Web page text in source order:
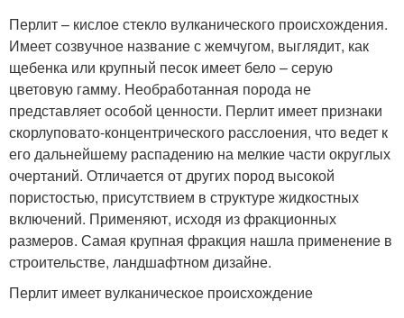
Перлит – кислое стекло вулканического происхождения.
Имеет созвучное название с жемчугом, выглядит, как
щебенка или крупный песок имеет бело – серую
цветовую гамму. Необработанная порода не
представляет особой ценности. Перлит имеет признаки
скорлуповато-концентрического расслоения, что ведет к
его дальнейшему распадению на мелкие части округлых
очертаний. Отличается от других пород высокой
пористостью, присутствием в структуре жидкостных
включений. Применяют, исходя из фракционных
размеров. Самая крупная фракция нашла применение в
строительстве, ландшафтном дизайне.
Перлит имеет вулканическое происхождение